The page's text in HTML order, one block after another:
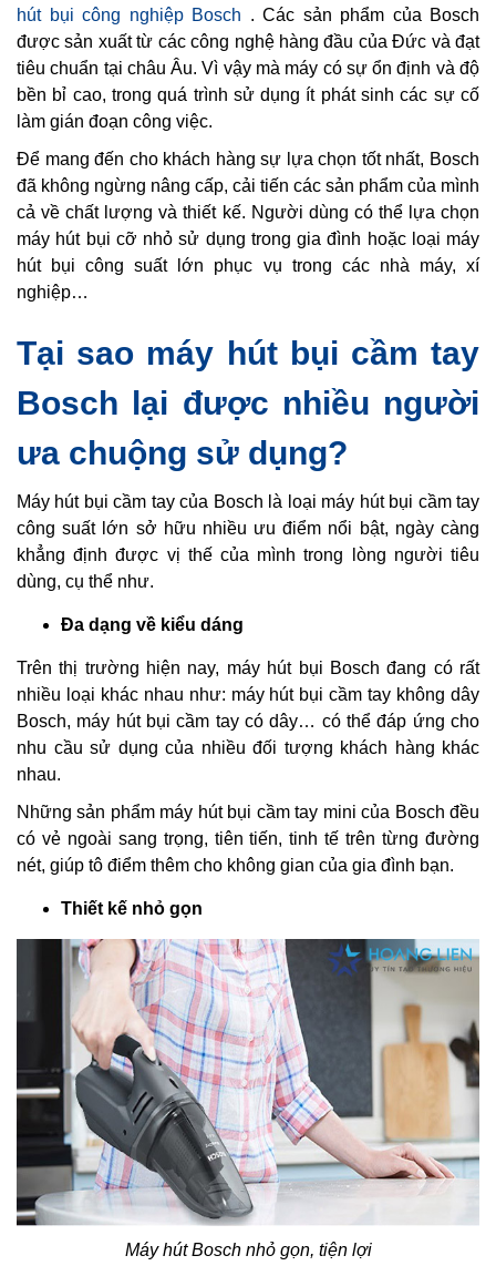
hút bụi công nghiệp Bosch . Các sản phẩm của Bosch
được sản xuất từ các công nghệ hàng đầu của Đức và đạt
tiêu chuẩn tại châu Âu. Vì vậy mà máy có sự ổn định và độ
bền bỉ cao, trong quá trình sử dụng ít phát sinh các sự cố
làm gián đoạn công việc.
Để mang đến cho khách hàng sự lựa chọn tốt nhất, Bosch
đã không ngừng nâng cấp, cải tiến các sản phẩm của mình
cả về chất lượng và thiết kế. Người dùng có thể lựa chọn
máy hút bụi cỡ nhỏ sử dụng trong gia đình hoặc loại máy
hút bụi công suất lớn phục vụ trong các nhà máy, xí
nghiệp…
Tại sao máy hút bụi cầm tay
Bosch lại được nhiều người
ưa chuộng sử dụng?
Máy hút bụi cầm tay của Bosch là loại máy hút bụi cầm tay
công suất lớn sở hữu nhiều ưu điểm nổi bật, ngày càng
khẳng định được vị thế của mình trong lòng người tiêu
dùng, cụ thể như.
Đa dạng về kiểu dáng
Trên thị trường hiện nay, máy hút bụi Bosch đang có rất
nhiều loại khác nhau như: máy hút bụi cầm tay không dây
Bosch, máy hút bụi cầm tay có dây… có thể đáp ứng cho
nhu cầu sử dụng của nhiều đối tượng khách hàng khác
nhau.
Những sản phẩm máy hút bụi cầm tay mini của Bosch đều
có vẻ ngoài sang trọng, tiên tiến, tinh tế trên từng đường
nét, giúp tô điểm thêm cho không gian của gia đình bạn.
Thiết kế nhỏ gọn
Máy hút Bosch nhỏ gọn, tiện lợi